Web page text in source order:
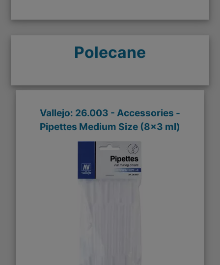
Polecane
Vallejo: 26.003 - Accessories -
Pipettes Medium Size (8x3 ml)